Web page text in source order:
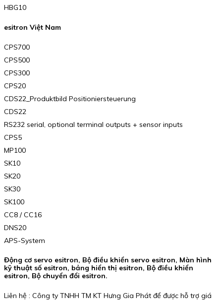
HBG10
esitron Việt Nam
CPS700
CPS500
CPS300
CPS20
CDS22_Produktbild Positioniersteuerung
CDS22
RS232 serial, optional terminal outputs + sensor inputs
CPS5
MP100
SK10
SK20
SK30
SK100
CC8 / CC16
DNS20
APS-System
Động cơ servo esitron, Bộ điều khiển servo esitron, Màn hình
kỹ thuật số esitron, bảng hiển thị esitron, Bộ điều khiển
esitron, Bộ chuyển đổi esitron.
Liên hệ : Công ty TNHH TM KT Hưng Gia Phát để được hỗ trợ giá